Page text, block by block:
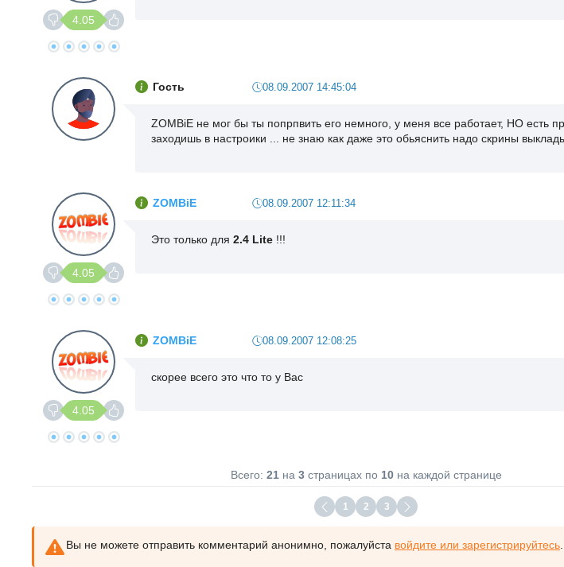
4.05
Гость 08.09.2007 14:45:04
ZOMBiE не мог бы ты попрпвить его немного, у меня все работает, НО есть
заходишь в настроики ... не знаю как даже это обьяснить надо скрины
4.05
ZOMBiE 08.09.2007 12:11:34
Это только для 2.4 Lite !!!
4.05
ZOMBiE 08.09.2007 12:08:25
скорее всего это что то у Вас
Всего: 21на 3страницах по 10на каждой странице
1 2 3
Вы не можете отправить комментарий анонимно, пожалуйста войдите или зарегистрируйтесь.